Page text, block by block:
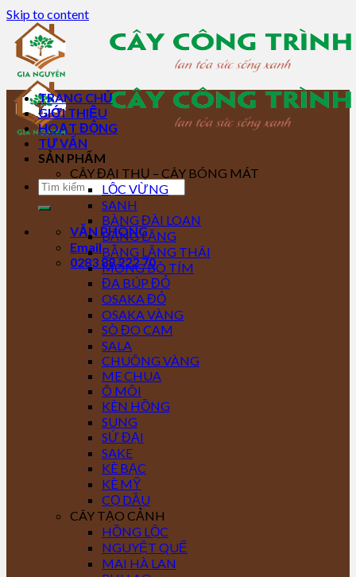
Skip to content
VĂN PHÒNG
Email
0283 88 222 70
TRANG CHỦ
GIỚI THIỆU
HOẠT ĐỘNG
TƯ VẤN
SẢN PHẨM
CÂY ĐẠI THỤ – CÂY BÓNG MÁT
LỘC VỪNG
SANH
BÀNG ĐÀI LOAN
BẰNG LĂNG
BẰNG LĂNG THÁI
MÓNG BÒ TÍM
ĐA BÚP ĐỎ
OSAKA ĐỎ
OSAKA VÀNG
SÒ ĐO CAM
SALA
CHUÔNG VÀNG
ME CHUA
Ô MÔI
KÈN HỒNG
SUNG
SỨ ĐẠI
SAKE
KÈ BẠC
KÈ MỸ
CỌ DẦU
CÂY TẠO CẢNH
HỒNG LỘC
NGUYỆT QUẾ
MAI HÀ LAN